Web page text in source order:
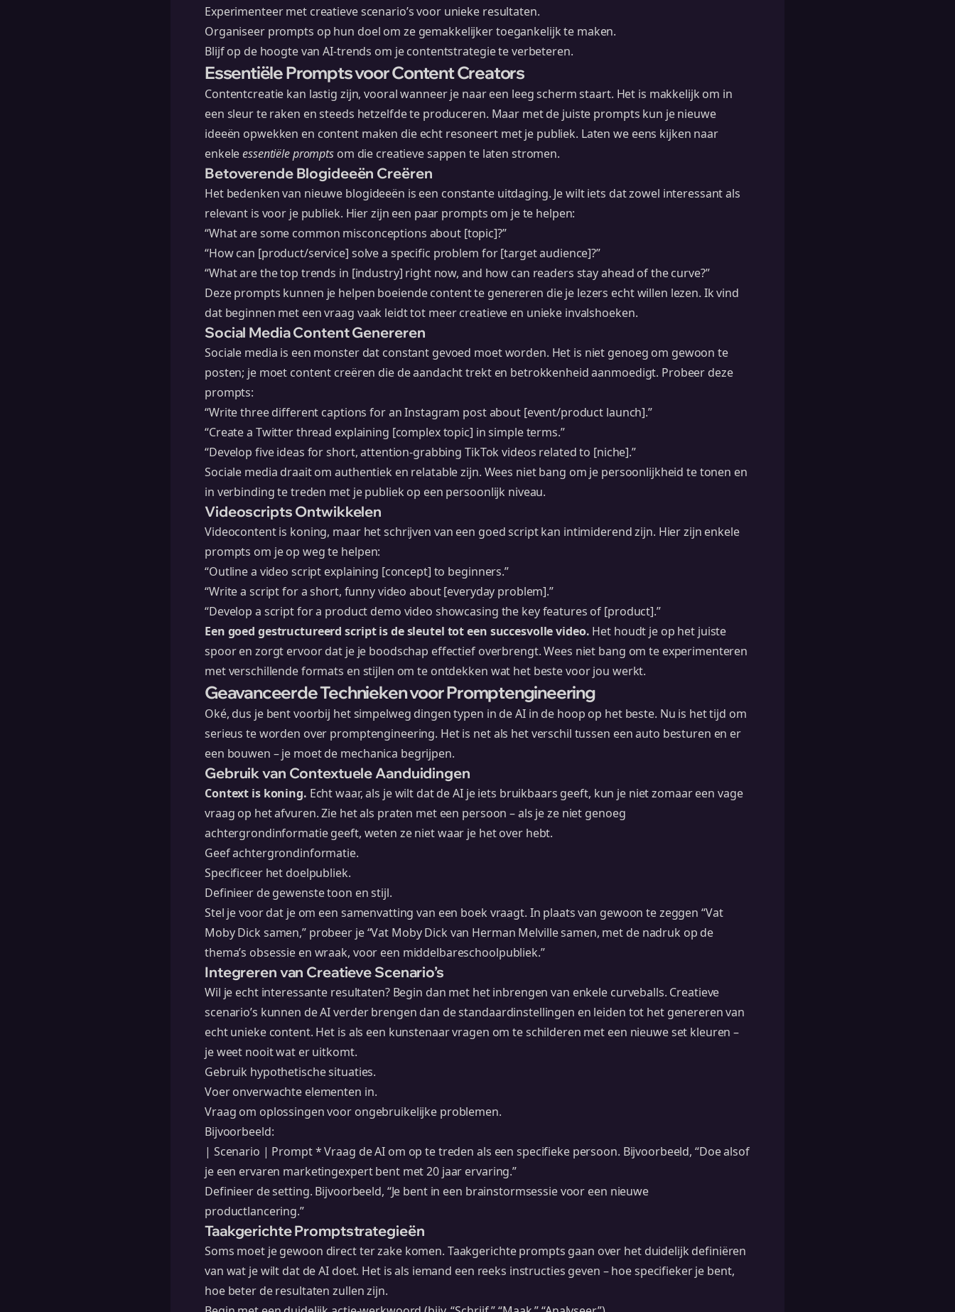
Experimenteer met creatieve scenario’s voor unieke resultaten.
Organiseer prompts op hun doel om ze gemakkelijker toegankelijk te maken.
Blijf op de hoogte van AI-trends om je contentstrategie te verbeteren.
Essentiële Prompts voor Content Creators
Contentcreatie kan lastig zijn, vooral wanneer je naar een leeg scherm staart. Het is makkelijk om in
een sleur te raken en steeds hetzelfde te produceren. Maar met de juiste prompts kun je nieuwe
ideeën opwekken en content maken die echt resoneert met je publiek. Laten we eens kijken naar
enkeleessentiële prompts om die creatieve sappen te laten stromen.
Betoverende Blogideeën Creëren
Het bedenken van nieuwe blogideeën is een constante uitdaging. Je wilt iets dat zowel interessant als
relevant is voor je publiek. Hier zijn een paar prompts om je te helpen:
“What are some common misconceptions about [topic]?”
“How can [product/service] solve a specific problem for [target audience]?”
“What are the top trends in [industry] right now, and how can readers stay ahead of the curve?”
Deze prompts kunnen je helpen boeiende content te genereren die je lezers echt willen lezen. Ik vind
dat beginnen met een vraag vaak leidt tot meer creatieve en unieke invalshoeken.
Social Media Content Genereren
Sociale media is een monster dat constant gevoed moet worden. Het is niet genoeg om gewoon te
posten; je moet content creëren die de aandacht trekt en betrokkenheid aanmoedigt. Probeer deze
prompts:
“Write three different captions for an Instagram post about [event/product launch].”
“Create a Twitter thread explaining [complex topic] in simple terms.”
“Develop five ideas for short, attention-grabbing TikTok videos related to [niche].”
Sociale media draait om authentiek en relatable zijn. Wees niet bang om je persoonlijkheid te tonen en
in verbinding te treden met je publiek op een persoonlijk niveau.
Videoscripts Ontwikkelen
Videocontent is koning, maar het schrijven van een goed script kan intimiderend zijn. Hier zijn enkele
prompts om je op weg te helpen:
“Outline a video script explaining [concept] to beginners.”
“Write a script for a short, funny video about [everyday problem].”
“Develop a script for a product demo video showcasing the key features of [product].”
Een goed gestructureerd script is de sleutel tot een succesvolle video. Het houdt je op het juiste
spoor en zorgt ervoor dat je je boodschap effectief overbrengt. Wees niet bang om te experimenteren
met verschillende formats en stijlen om te ontdekken wat het beste voor jou werkt.
Geavanceerde Technieken voor Promptengineering
Oké, dus je bent voorbij het simpelweg dingen typen in de AI in de hoop op het beste. Nu is het tijd om
serieus te worden over promptengineering. Het is net als het verschil tussen een auto besturen en er
een bouwen – je moet de mechanica begrijpen.
Gebruik van Contextuele Aanduidingen
Context is koning. Echt waar, als je wilt dat de AI je iets bruikbaars geeft, kun je niet zomaar een vage
vraag op het afvuren. Zie het als praten met een persoon – als je ze niet genoeg
achtergrondinformatie geeft, weten ze niet waar je het over hebt.
Geef achtergrondinformatie.
Specificeer het doelpubliek.
Definieer de gewenste toon en stijl.
Stel je voor dat je om een samenvatting van een boek vraagt. In plaats van gewoon te zeggen “Vat
Moby Dick samen,” probeer je “Vat Moby Dick van Herman Melville samen, met de nadruk op de
thema’s obsessie en wraak, voor een middelbareschoolpubliek.”
Integreren van Creatieve Scenario’s
Wil je echt interessante resultaten? Begin dan met het inbrengen van enkele curveballs. Creatieve
scenario’s kunnen de AI verder brengen dan de standaardinstellingen en leiden tot het genereren van
echt unieke content. Het is als een kunstenaar vragen om te schilderen met een nieuwe set kleuren –
je weet nooit wat er uitkomt.
Gebruik hypothetische situaties.
Voer onverwachte elementen in.
Vraag om oplossingen voor ongebruikelijke problemen.
Bijvoorbeeld:
| Scenario | Prompt * Vraag de AI om op te treden als een specifieke persoon. Bijvoorbeeld, “Doe alsof
je een ervaren marketingexpert bent met 20 jaar ervaring.”
Definieer de setting. Bijvoorbeeld, “Je bent in een brainstormsessie voor een nieuwe
productlancering.”
Taakgerichte Promptstrategieën
Soms moet je gewoon direct ter zake komen. Taakgerichte prompts gaan over het duidelijk definiëren
van wat je wilt dat de AI doet. Het is als iemand een reeks instructies geven – hoe specifieker je bent,
hoe beter de resultaten zullen zijn.